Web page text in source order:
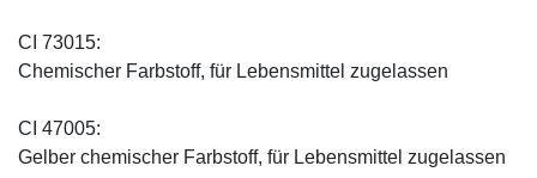
CI 73015:
Chemischer Farbstoff, für Lebensmittel zugelassen
CI 47005:
Gelber chemischer Farbstoff, für Lebensmittel zugelassen